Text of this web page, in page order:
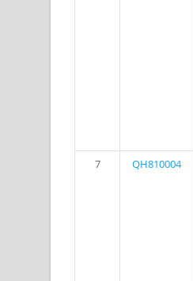
7
QH810004